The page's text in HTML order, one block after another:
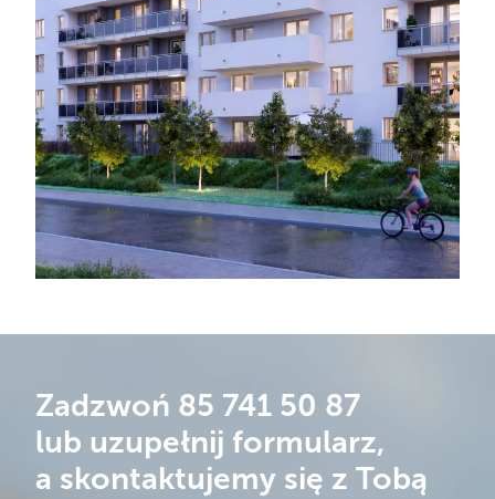
Zadzwoń 85 741 50 87
lub uzupełnij formularz,
a skontaktujemy się z Tobą